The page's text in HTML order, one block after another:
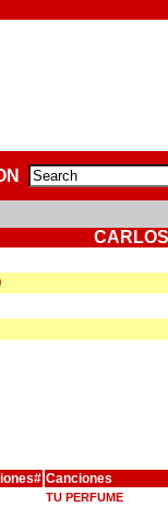
Canciones
TU PERFUME